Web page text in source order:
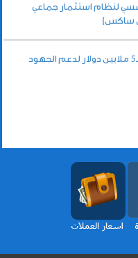
لنظام استثمار جماعي
ساكس)
«الكويتي للتنمية» يوقع اتفاقيتي منحة بـ5 ملايين دولار لدعم الجهود